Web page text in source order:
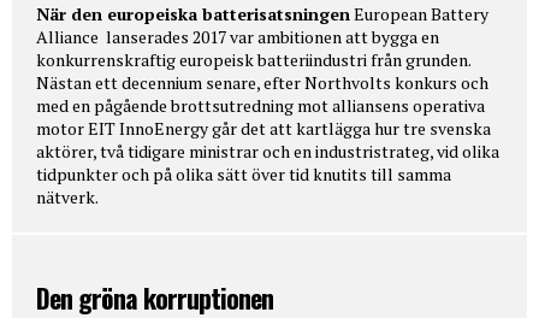
När den europeiska batterisatsningen European Battery
Alliance lanserades 2017 var ambitionen att bygga en
konkurrenskraftig europeisk batteriindustri från grunden.
Nästan ett decennium senare, efter Northvolts konkurs och
med en pågående brottsutredning mot alliansens operativa
motor EIT InnoEnergy går det att kartlägga hur tre svenska
aktörer, två tidigare ministrar och en industristrateg, vid olika
tidpunkter och på olika sätt över tid knutits till samma
nätverk.
Den gröna korruptionen